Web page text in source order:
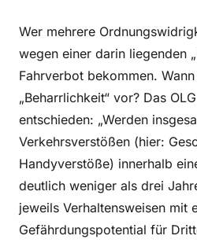
Wer mehrere
wegen einer darin liegenden
Fahrverbot bekommen.
„Beharrlichkeit“ vor? Das
entschieden: „Werden
Verkehrsverstößen (hier:
Handyverstöße) innerhalb
deutlich weniger als drei
jeweils Verhaltensweisen mit
Gefährdungspotential für